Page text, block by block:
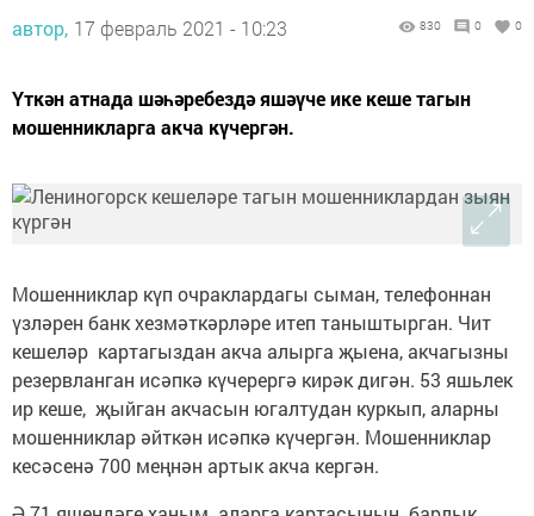
автор, 17 февраль 2021 - 10:23 830 0 0
Үткән атнада шәһәребездә яшәүче ике кеше тагын
мошенникларга акча күчергән.
Мошенниклар күп очраклардагы сыман, телефоннан
үзләрен банк хезмәткәрләре итеп таныштырган. Чит
кешеләр картагыздан акча алырга җыена, акчагызны
резервланган исәпкә күчерергә кирәк дигән. 53 яшьлек
ир кеше, җыйган акчасын югалтудан куркып, аларны
мошенниклар әйткән исәпкә күчергән. Мошенниклар
кесәсенә 700 меңнән артык акча кергән.